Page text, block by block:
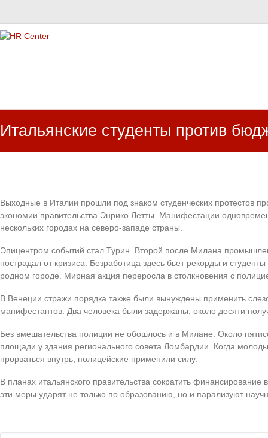
Итальянские студенты против
Выходные в Италии прошли под знаком студенческих протестов
экономии правительства Энрико Летты. Манифестации
нескольких городах на северо-западе страны.
Эпицентром событий стал Турин. Второй после Милана
пострадал от кризиса. Безработица здесь бьет рекорды и
родном городе. Мирная акция переросла в столкновения с
В Венеции стражи порядка также были вынуждены применить
манифестантов. Два человека были задержаны, около десяти
Без вмешательства полиции не обошлось и в Милане. Около
площади у здания регионального совета Ломбардии. Когда
прорваться внутрь, полицейские применили силу.
В планах итальянского правительства сократить финансирование
эти меры ударят не только по образованию, но и парализуют